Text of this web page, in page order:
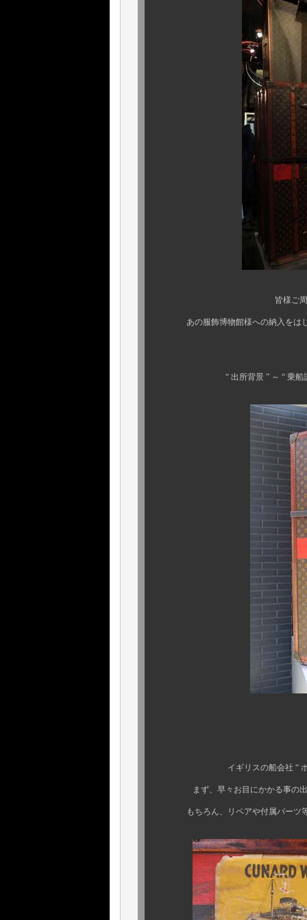
皆様ご周知の通り、弊
あの服飾博物館様への納入をはじめ
“ 出所背景 ” ～ “ 乗船記録 ” ま
イギリスの船会社 “ ホワイト
まず、早々お目にかかる事の出来
もちろん、リペアや付属パーツ等交